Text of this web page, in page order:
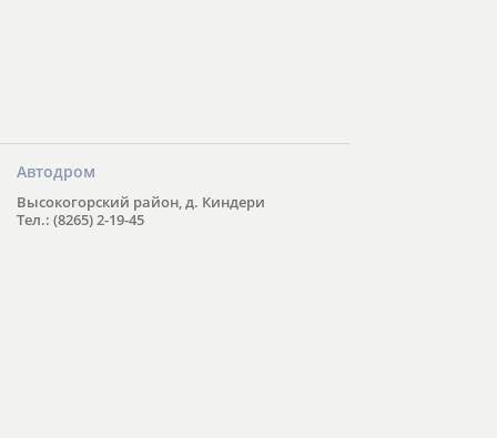
Автодром
Высокогорский район, д. Киндери
Тел.: (8265) 2-19-45